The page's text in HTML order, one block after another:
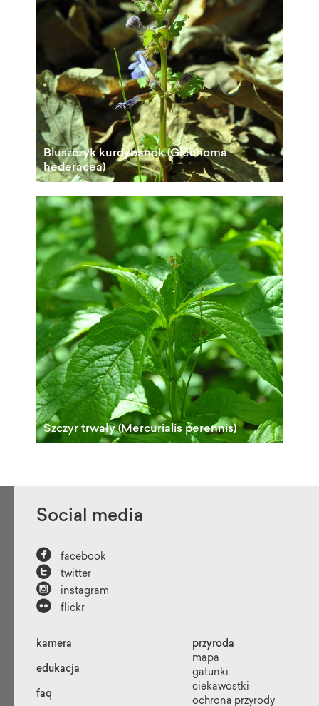
Bluszczyk kurdybanek (Glechoma
hederacea)
Szczyr trwały (Mercurialis perennis)
Social media
 facebook
 twitter
 instagram
 flickr
kamera
edukacja
faq
przyroda
mapa
gatunki
ciekawostki
ochrona przyrody